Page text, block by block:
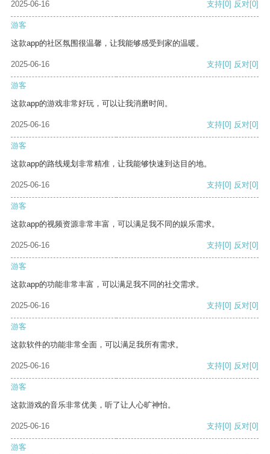
2025-06-16 支持[0] 反对[0]
游客
这款app的社区氛围很温馨，让我能够感受到家的温暖。
2025-06-16 支持[0] 反对[0]
游客
这款app的游戏非常好玩，可以让我消磨时间。
2025-06-16 支持[0] 反对[0]
游客
这款app的路线规划非常精准，让我能够快速到达目的地。
2025-06-16 支持[0] 反对[0]
游客
这款app的视频资源非常丰富，可以满足我不同的娱乐需求。
2025-06-16 支持[0] 反对[0]
游客
这款app的功能非常丰富，可以满足我不同的社交需求。
2025-06-16 支持[0] 反对[0]
游客
这款软件的功能非常全面，可以满足我所有需求。
2025-06-16 支持[0] 反对[0]
游客
这款游戏的音乐非常优美，听了让人心旷神怡。
2025-06-16 支持[0] 反对[0]
游客